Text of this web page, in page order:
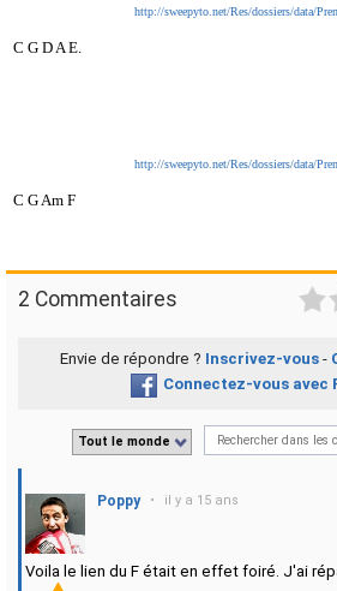
http://sweepyto.net/Res/dossiers/data/
C G D A E.
http://sweepyto.net/Res/dossiers/data/
C G Am F
2 Commentaires
Envie de répondre ? Inscrivez-vous-
Connectez-vous avec
Tout le monde
Poppy • il y a 15 ans
Voila le lien du F était en effet foiré. J'ai